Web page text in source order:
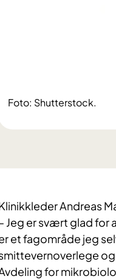
Foto: Shutterstock.
Andreas
Jeg er svært glad for
et fagområde jeg
for